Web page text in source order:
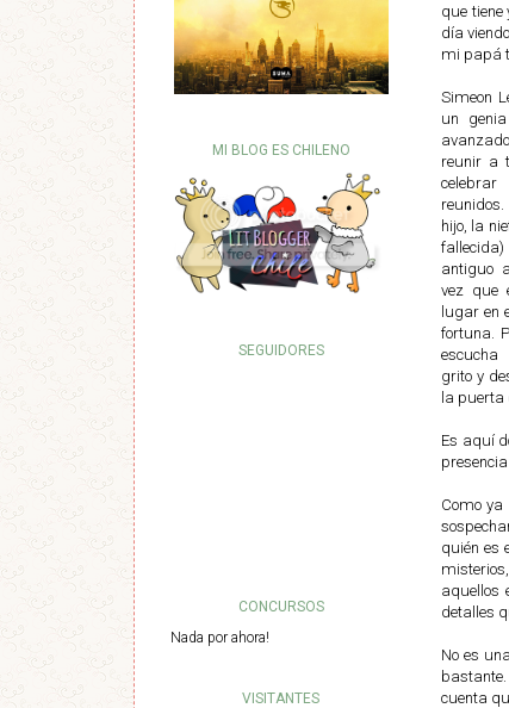
que
día
mi papá
Simeon
un
reunir a
hijo, la
antiguo
vez que
lugar en
fortuna.
grito y
la puerta
Es aquí
Como
quién es
aquellos
detalles
No es
cuenta
MI BLOG ES CHILENO
SEGUIDORES
CONCURSOS
Nada por ahora!
VISITANTES